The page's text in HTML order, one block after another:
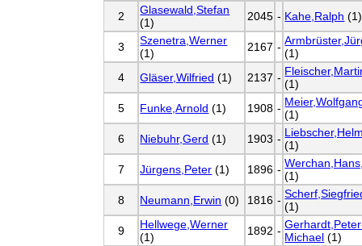
2
Glasewald,Stefan
(1)
2045 - Kahe,Ralph (1)
3
Szenetra,Werner
(1)
2167 - (1)
4
Gläser,Wilfried (1) 2137 - (1)
5
Funke,Arnold (1) 1908 - (1)
6
Niebuhr,Gerd (1) 1903 - (1)
7
Jürgens,Peter (1) 1896 - (1)
8
Neumann,Erwin (0) 1816 - (1)
9
Hellwege,Werner
(1)
1892 - Michael (1)